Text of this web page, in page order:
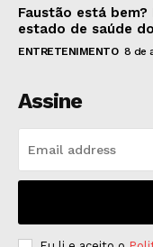
Faustão está
estado de saúde
ENTRETENIMENTO 8 de
Assine